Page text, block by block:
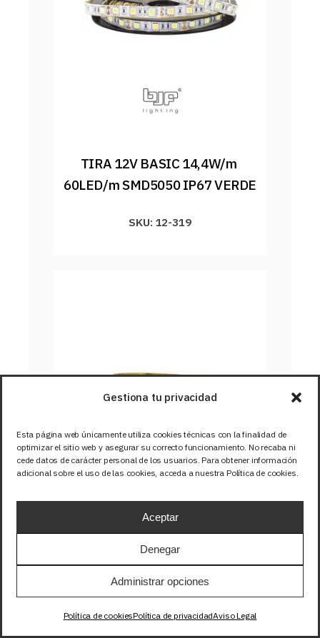
Gestiona tu privacidad
Esta página web únicamente utiliza cookies técnicas con la finalidad de
optimizar el sitio web y asegurar su correcto funcionamiento. No recaba ni
cede datos de carácter personal de los usuarios. Para obtener información
adicional sobre el uso de las cookies, acceda a nuestra Política de cookies.
Aceptar
Denegar
Administrar opciones
Política de cookiesPolítica de privacidadAviso Legal
TIRA 12V BASIC 14,4W/m
60LED/m SMD5050 IP67 VERDE
SKU: 12-319
TIRA 12V BASIC 14,4W/m
60LED/m SMD5050 IP67 RGB
SKU: 12-317